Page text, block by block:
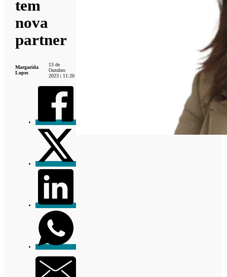
tem
nova
partner
Margarida
Lopes
13 de
Outubro
2023 | 11:20